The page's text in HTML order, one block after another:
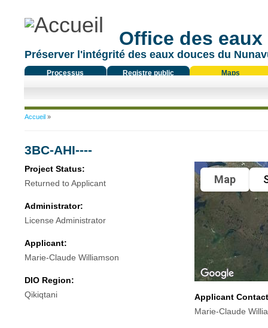
Office des
Préserver l'intégrité des eaux douces du
Processus
Registre public Maps
Vous êtes ici
Accueil»
3BC-AHI----
Project Status:
Returned to Applicant
Administrator:
License Administrator
Applicant:
Marie-Claude Williamson
DIO Region:
Qikiqtani
Map
Applicant
Marie-Claude